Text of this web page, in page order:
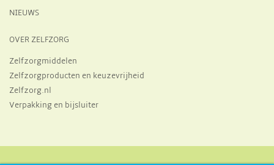
NIEUWS
OVER ZELFZORG
Zelfzorgmiddelen
Zelfzorgproducten en keuzevrijheid
Zelfzorg.nl
Verpakking en bijsluiter